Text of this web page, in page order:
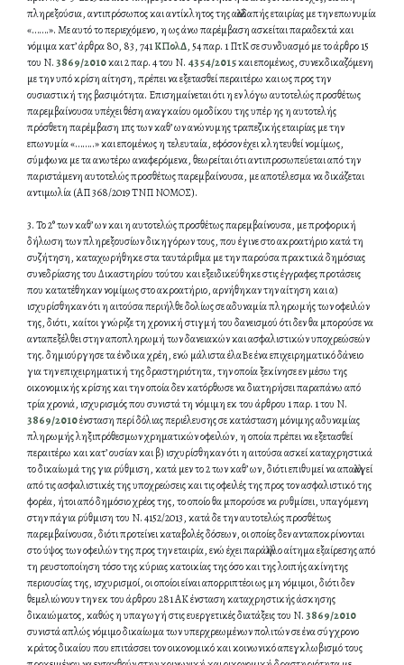
πληρεξούσια, αντιπρόσωπος και αντίκλητος της αλλοδαπής εταιρίας με την επωνυμία
«…….». Με αυτό το περιεχόμενο, η ως άνω παρέμβαση ασκείται παραδεκτά και
νόμιμα κατ’ άρθρα 80, 83, 741ΚΠολΔ, 54 παρ. 1 ΠτΚ σε συνδυασμό με το άρθρο 15
του Ν.3869/2010και 2 παρ. 4 του Ν. 4354/2015και επομένως, συνεκδικαζόμενη
με την υπό κρίση αίτηση, πρέπει να εξετασθεί περαιτέρω και ως προς την
ουσιαστική της βασιμότητα. Επισημαίνεται ότι η εν λόγω αυτοτελώς προσθέτως
παρεμβαίνουσα υπέχει θέση αναγκαίου ομοδίκου της υπέρ ης η αυτοτελής
πρόσθετη παρέμβαση 1πς των καθ’ ων ανώνυμης τραπεζικής εταιρίας με την
επωνυμία «……..» και επομένως η τελευταία, εφόσον έχει κλητευθεί νομίμως,
σύμφωνα με τα ανωτέρω αναφερόμενα, θεωρείται ότι αντιπροσωπεύεται από την
παριστάμενη αυτοτελώς προσθέτως παρεμβαίνουσα, με αποτέλεσμα να δικάζεται
αντιμωλία (ΑΠ 368/2019 ΤΝΠ ΝΟΜΟΣ).
3. Το 2° των καθ’ ων και η αυτοτελώς προσθέτως παρεμβαίνουσα, με προφορική
δήλωση των πληρεξουσίων δικηγόρων τους, που έγινε στο ακροατήριο κατά τη
συζήτηση, καταχωρήθηκε στα ταυτάριθμα με την παρούσα πρακτικά δημόσιας
συνεδρίασης του Δικαστηρίου τούτου και εξειδικεύθηκε στις έγγραφες προτάσεις
που κατατέθηκαν νομίμως στο ακροατήριο, αρνήθηκαν την αίτηση και α)
ισχυρίσθηκαν ότι η αιτούσα περιήλθε δολίως σε αδυναμία πληρωμής των οφειλών
της, διότι, καίτοι γνώριζε τη χρονική στιγμή του δανεισμού ότι δεν θα μπορούσε να
ανταπεξέλθει στην αποπληρωμή των δανειακών και ασφαλιστικών υποχρεώσεών
της. δημιούργησε τα ένδικα χρέη, ενώ μάλιστα έλαΒε ένα επιχειρηματικό δάνειο
για την επιχειρηματική της δραστηριότητα, την οποία ξεκίνησε εν μέσω της
οικονομικής κρίσης και την οποία δεν κατόρθωσε να διατηρήσει παραπάνω από
τρία χρονιά, ισχυρισμός που συνιστά τη νόμιμη εκ του άρθρου 1 παρ. 1 του Ν.
3869/2010ένσταση περί δόλιας περιέλευσης σε κατάσταση μόνιμης αδυναμίας
πληρωμής ληξιπρόθεσμων χρηματικών οφειλών, η οποία πρέπει να εξετασθεί
περαιτέρω και κατ’ ουσίαν και β) ισχυρίσθηκαν ότι η αιτούσα ασκεί καταχρηστικά
το δικαίωμά της για ρύθμιση, κατά μεν το 2 των καθ’ ων, διότι επιθυμεί να απαλλαγεί
από τις ασφαλιστικές της υποχρεώσεις και τις οφειλές της προς τον ασφαλιστικό της
φορέα, ήτοι από δημόσιο χρέος της, το οποίο θα μπορούσε να ρυθμίσει, υπαγόμενη
στην πάγια ρύθμιση του Ν. 4152/2013, κατά δε την αυτοτελώς προσθέτως
παρεμβαίνουσα, διότι προτείνει καταβολές δόσεων, οι οποίες δεν ανταποκρίνονται
στο ύψος των οφειλών της προς την εταιρία, ενώ έχει παράλληλο αίτημα εξαίρεσης από
τη ρευστοποίηση τόσο της κύριας κατοικίας της όσο και της λοιπής ακίνητης
περιουσίας της, ισχυρισμοί, οι οποίοι είναι απορριπτέοι ως μη νόμιμοι, διότι δεν
θεμελιώνουν την εκ του άρθρου 281 ΑΚ ένσταση καταχρηστικής άσκησης
δικαιώματος, καθώς η υπαγωγή στις ευεργετικές διατάξεις του Ν.3869/2010
συνιστά απλώς νόμιμο δικαίωμα των υπερχρεωμένων πολιτών σε ένα σύγχρονο
κράτος δικαίου που επιτάσσει τον οικονομικό και κοινωνικό απεγκλωβισμό τους